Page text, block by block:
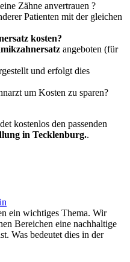
Zähne anvertrauen ?
Patienten mit der gleichen
kosten?
angeboten (für
und erfolgt dies
um Kosten zu sparen?
kostenlos den passenden
in Tecklenburg..
ein wichtiges Thema. Wir
Bereichen eine nachhaltige
Was bedeutet dies in der